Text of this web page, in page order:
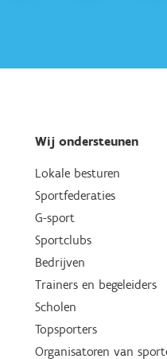
Wij ondersteunen
Lokale besturen
Sportfederaties
G-sport
Sportclubs
Bedrijven
Trainers en begeleiders
Scholen
Topsporters
Organisatoren van